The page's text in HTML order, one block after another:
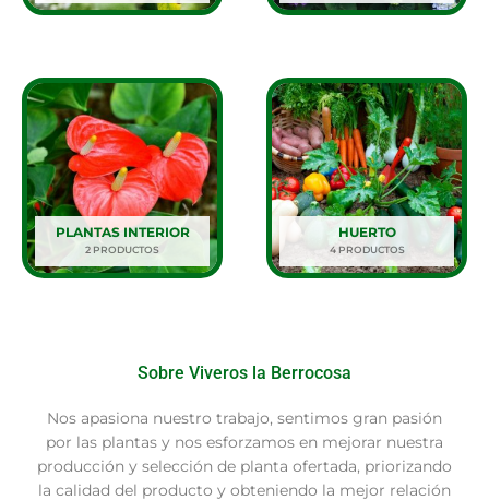
PLANTAS INTERIOR
2 PRODUCTOS
HUERTO
4 PRODUCTOS
Sobre Viveros la Berrocosa
Nos apasiona nuestro trabajo, sentimos gran pasión
por las plantas y nos esforzamos en mejorar nuestra
producción y selección de planta ofertada, priorizando
la calidad del producto y obteniendo la mejor relación